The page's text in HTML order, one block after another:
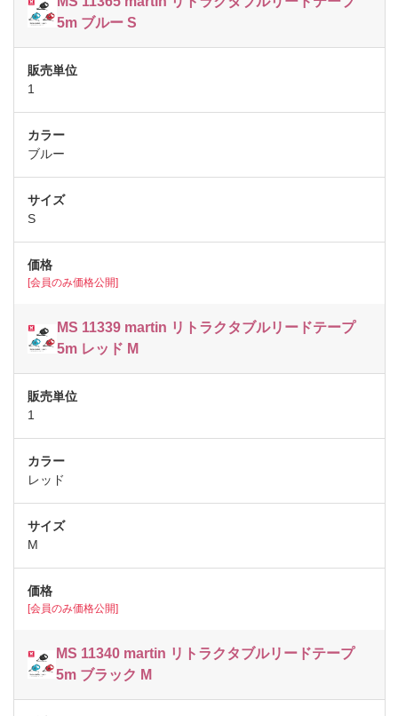
5m ブルー S
1
ブルー
S
[会員のみ価格公開]
MS 11339 martin リトラクタブルリードテープ
5m レッド M
1
レッド
M
[会員のみ価格公開]
MS 11340 martin リトラクタブルリードテープ
5m ブラック M